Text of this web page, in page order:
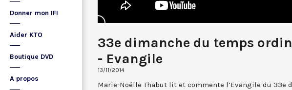
Donner mon IFI
Aider KTO
Boutique DVD
A propos
33e dimanche du temps
- Evangile
13/11/2014
Marie-Noëlle Thabut lit et commente l’Evangile du 33e